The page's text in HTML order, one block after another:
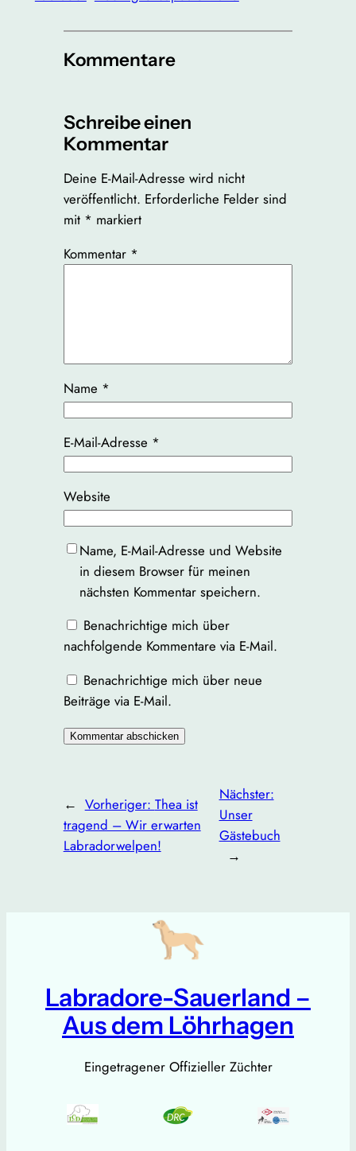
Kommentare
Schreibe einen
Kommentar
Deine E-Mail-Adresse wird nicht
veröffentlicht. Erforderliche Felder sind
mit * markiert
Kommentar *
Name *
E-Mail-Adresse *
Website
Name, E-Mail-Adresse und Website
in diesem Browser für meinen
nächsten Kommentar speichern.
Benachrichtige mich über
nachfolgende Kommentare via E-Mail.
Benachrichtige mich über neue
Beiträge via E-Mail.
← Vorheriger: Thea ist
tragend – Wir erwarten
Labradorwelpen!
Nächster:
Unser
Gästebuch
→
Labradore-Sauerland –
Aus dem Löhrhagen
Eingetragener Offizieller Züchter